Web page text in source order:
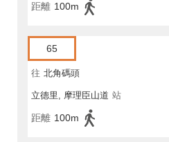
距離 100m
65
往 北角碼頭
立德里, 摩理臣山道 站
距離 100m